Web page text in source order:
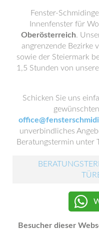
Fenster-
Innenfenster für
Oberösterreich.
angrenzende Bezirke
sowie der Steiermark
1,5 Stunden von
Schicken Sie uns
unverbindliches
Beratungstermin unter
Besucher dieser